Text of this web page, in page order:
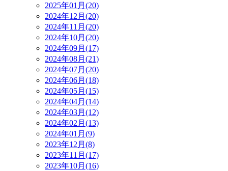
2025年01月(20)
2024年12月(20)
2024年11月(20)
2024年10月(20)
2024年09月(17)
2024年08月(21)
2024年07月(20)
2024年06月(18)
2024年05月(15)
2024年04月(14)
2024年03月(12)
2024年02月(13)
2024年01月(9)
2023年12月(8)
2023年11月(17)
2023年10月(16)